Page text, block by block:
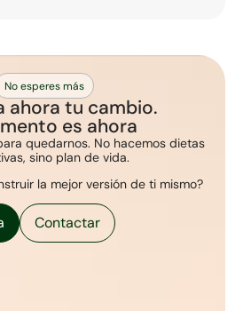
No esperes más
ahora tu cambio.
es ahora
quedarnos. No hacemos dietas
sino plan de vida.
la mejor versión de ti mismo?
Contactar